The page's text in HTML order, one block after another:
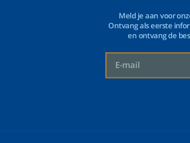
Meld je aan voor
Ontvang als eerste
en ontvang de